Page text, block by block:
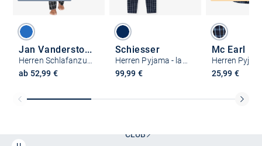
Jan Vanderstorm
ab 52,99 €
Schiesser
99,99 €
Mc Earl
Herren
25,99 €
Kostenlose Lieferung und Retoure mit unserem Friends